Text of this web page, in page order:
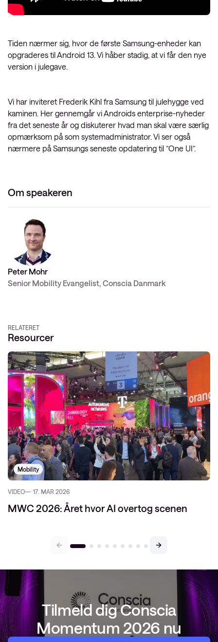
Tiden nærmer sig, hvor de første Samsung-enheder kan
opgraderes til Android 13. Vi håber stadig, at vi får den nye
version i julegave.
Vi har inviteret Frederik Kihl fra Samsung til julehygge ved
kaminen. Her gennemgår vi Androids enterprise-nyheder
fra det seneste år og diskuterer hvad man skal være særlig
opmærksom på som systemadministrator. Vi ser også
nærmere på Samsungs seneste opdatering til ”One UI”.
Om speakeren
Peter Mohr
Senior Mobility Evangelist, Conscia Danmark
RELATERET
Resourcer
Mobility
VIDEO 17. MAR 2026
MWC 2026: Året hvor AI overtog scenen
Tilmeld dig Conscia
Momentum 2026 nu